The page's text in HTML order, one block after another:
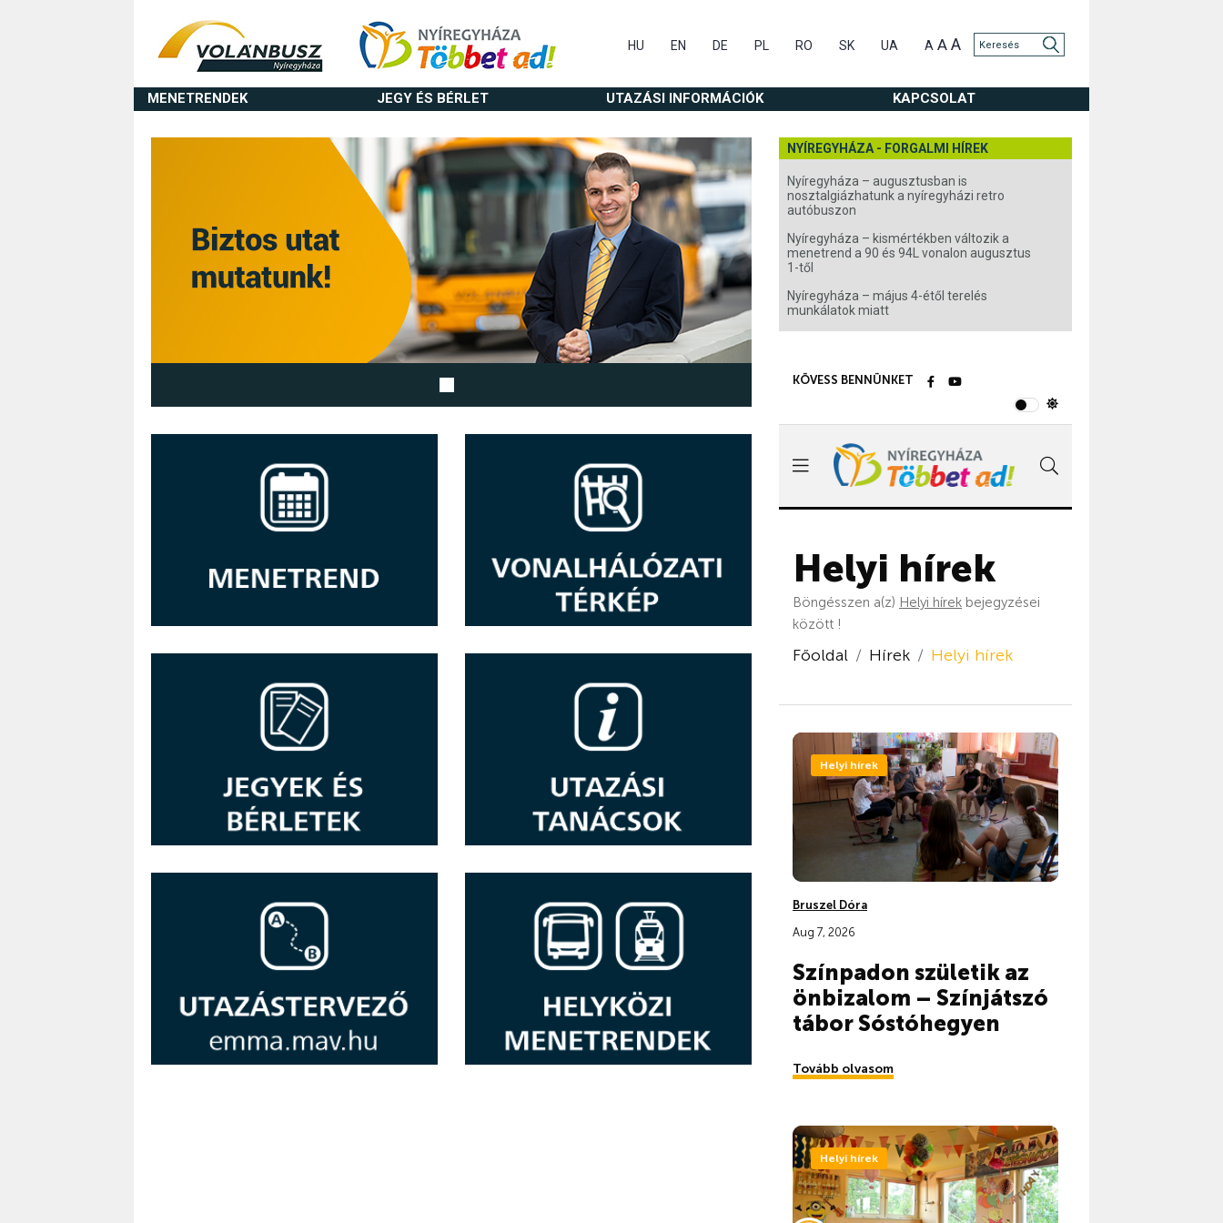
HU EN DE PL RO SK UA A A A
MENETRENDEK JEGY ÉS BÉRLET UTAZÁSI INFORMÁCIÓK KAPCSOLAT
NYÍREGYHÁZA - FORGALMI HÍREK
Nyíregyháza – augusztusban is
nosztalgiázhatunk a nyíregyházi retro
autóbuszon
Nyíregyháza – kismértékben változik a
menetrend a 90 és 94L vonalon augusztus
1-től
Nyíregyháza – május 4-étől terelés
munkálatok miatt